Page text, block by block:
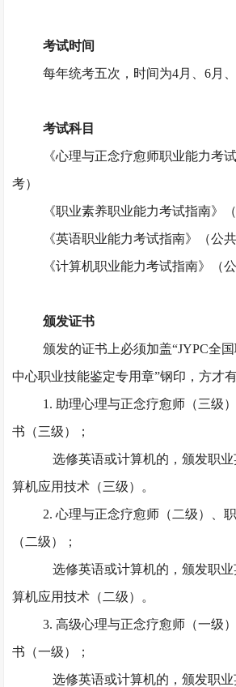
考试时间
每年统考五次，时间为4月、6月
考试科目
《心理与正念疗愈师职业能力考
考）
《职业素养职业能力考试指南》
《英语职业能力考试指南》（公共
《计算机职业能力考试指南》（
颁发证书
颁发的证书上必须加盖“JYPC全
中心职业技能鉴定专用章”钢印，方才有
1. 助理心理与正念疗愈师（三级
书（三级）；
选修英语或计算机的，颁发职
算机应用技术（三级）。
2. 心理与正念疗愈师（二级）、
（二级）；
选修英语或计算机的，颁发职
算机应用技术（二级）。
3. 高级心理与正念疗愈师（一级
书（一级）；
选修英语或计算机的，颁发职